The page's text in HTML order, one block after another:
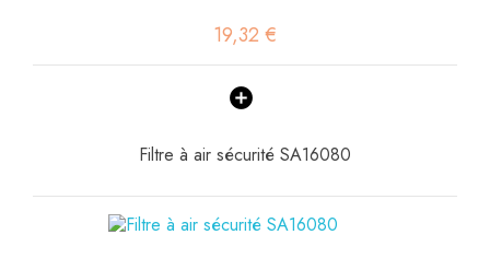
19,32 €
Filtre à air sécurité SA16080